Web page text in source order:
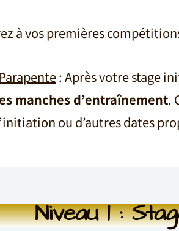
à vos premières
: Après votre stage
manches d’entraînement.
ou d’autres dates
Niveau 1 :